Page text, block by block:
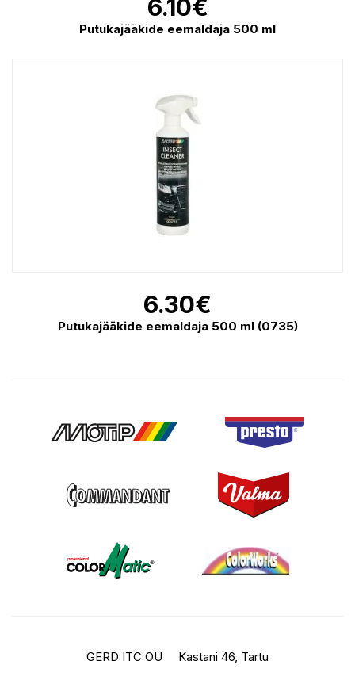
6.10€
Putukajääkide eemaldaja 500 ml
6.30€
Putukajääkide eemaldaja 500 ml (0735)
GERD ITC OÜ Kastani 46, Tartu